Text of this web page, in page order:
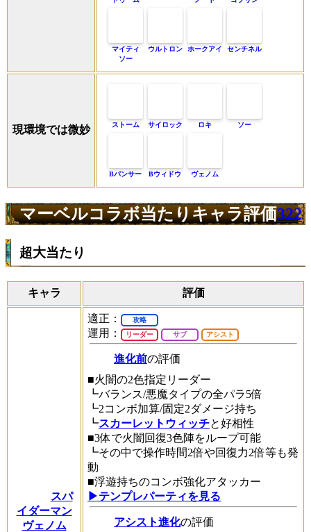
マイティ
ソー
ウルトロン ホークアイ センチネル
現環境では微妙 ストーム サイロック ロキ ソー
Bパンサー Bウィドウ ヴェノム
マーベルコラボ当たりキャラ評価322
超大当たり
キャラ 評価
スパ
イダーマン
ヴェノム
適正： 攻略
運用： リーダー サブ アシスト
進化前の評価
■火闇の2色指定リーダー
┗バランス/悪魔タイプの全パラ5倍
┗2コンボ加算/固定2ダメージ持ち
┗スカーレットウィッチと好相性
■3体で火闇回復3色陣をループ可能
┗その中で操作時間2倍や回復力2倍等も発
動
■浮遊持ちのコンボ強化アタッカー
▶テンプレパーティを見る
アシスト進化の評価